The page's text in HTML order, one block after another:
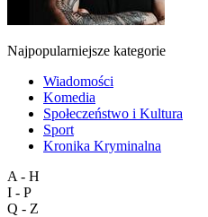
Najpopularniejsze kategorie
Wiadomości
Komedia
Społeczeństwo i Kultura
Sport
Kronika Kryminalna
A - H
I - P
Q - Z